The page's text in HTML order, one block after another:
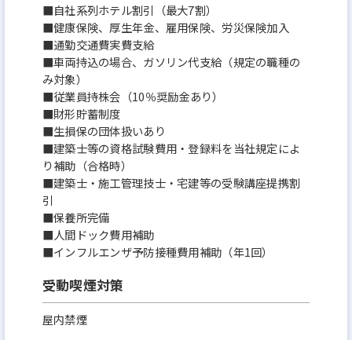
■自社系列ホテル割引（最大7割）
■健康保険、厚生年金、雇用保険、労災保険加入
■通勤交通費実費支給
■車両持込の場合、ガソリン代支給（規定の職種の
み対象）
■従業員持株会（10％奨励金あり）
■財形貯蓄制度
■生損保の団体扱いあり
■建築士等の資格試験費用・登録料を当社規定によ
り補助（合格時）
■建築士・施工管理技士・宅建等の受験講座提携割
引
■保養所完備
■人間ドック費用補助
■インフルエンザ予防接種費用補助（年1回）
受動喫煙対策
屋内禁煙